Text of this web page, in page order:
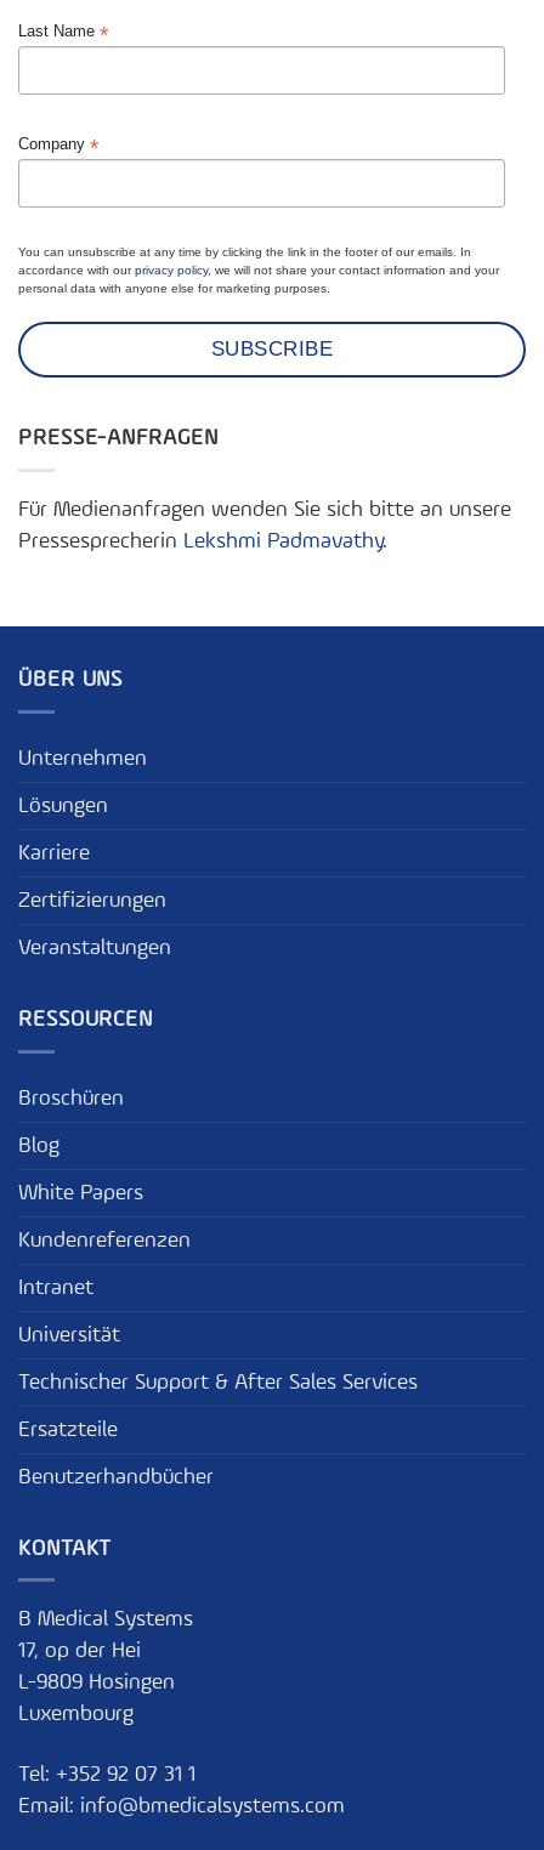
Last Name *
Company *
You can unsubscribe at any time by clicking the link in the footer of our emails. In
accordance with ourprivacy policy, we will not share your contact information and your
personal data with anyone else for marketing purposes.
PRESSE-ANFRAGEN
Für Medienanfragen wenden Sie sich bitte an unsere
Pressesprecherin Lekshmi Padmavathy.
ÜBER UNS
Unternehmen
Lösungen
Karriere
Zertifizierungen
Veranstaltungen
RESSOURCEN
Broschüren
Blog
White Papers
Kundenreferenzen
Intranet
Universität
Technischer Support & After Sales Services
Ersatzteile
Benutzerhandbücher
KONTAKT
B Medical Systems
17, op der Hei
L-9809 Hosingen
Luxembourg
Tel: +352 92 07 31 1
Email: info@bmedicalsystems.com